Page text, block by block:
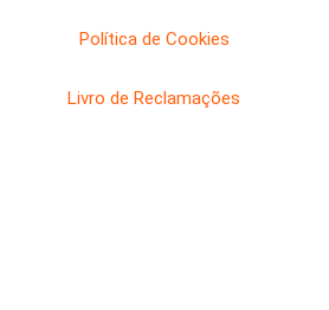
Política de Cookies
Livro de Reclamações